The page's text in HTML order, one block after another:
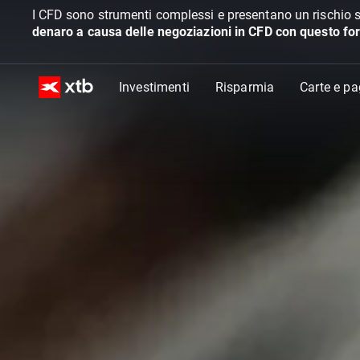
I CFD sono strumenti complessi e presentano un
denaro a causa delle negoziazioni in CFD con questo
Investimenti Risparmia Carte e